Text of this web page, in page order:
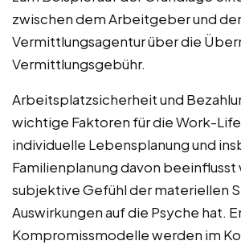
zwischen dem Arbeitgeber und der
Vermittlungsagentur über die
Vermittlungsgebühr.
Arbeitsplatzsicherheit und
wichtige Faktoren für die Work-
individuelle Lebensplanung und
Familienplanung davon beeinflusst
subjektive Gefühl der materiellen
Auswirkungen auf die Psyche hat.
Kompromissmodelle werden im